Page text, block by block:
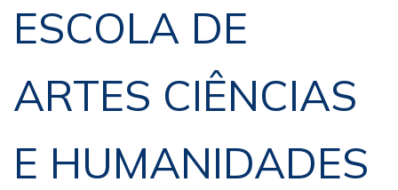
ESCOLA DE
ARTES CIÊNCIAS
E HUMANIDADES